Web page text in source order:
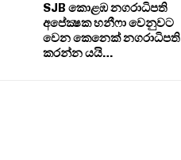
SJB කොළඹ නගරාධිපති
අපේක්‍ෂක හනීෆා වෙනුවට
වෙන කෙනෙක් නගරාධිපති
කරන්න යයි…